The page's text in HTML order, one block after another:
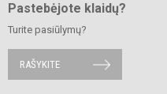
Pastebėjote klaidų?
Turite pasiūlymų?
RAŠYKITE